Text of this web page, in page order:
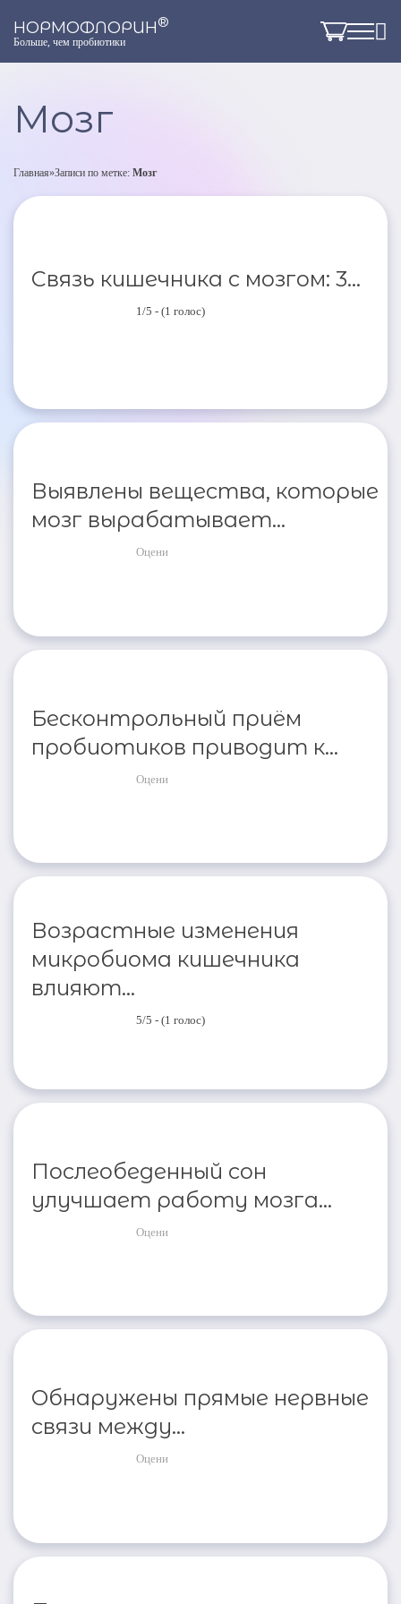
НОРМОФЛОРИН®
Больше, чем пробиотики
Мозг
Главная»Записи по метке: Мозг
Связь кишечника с мозгом: 3...
1/5 - (1 голос)
Выявлены вещества, которые
мозг вырабатывает...
Оцени
Бесконтрольный приём
пробиотиков приводит к...
Оцени
Возрастные изменения
микробиома кишечника
влияют...
5/5 - (1 голос)
Послеобеденный сон
улучшает работу мозга...
Оцени
Обнаружены прямые нервные
связи между...
Оцени